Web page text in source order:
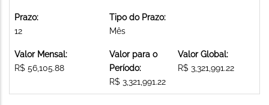
Prazo:
12
Tipo do Prazo:
Mês
Valor Mensal:
R$ 56,105.88
Valor para o
Período:
R$ 3,321,991.22
Valor Global:
R$ 3,321,991.22